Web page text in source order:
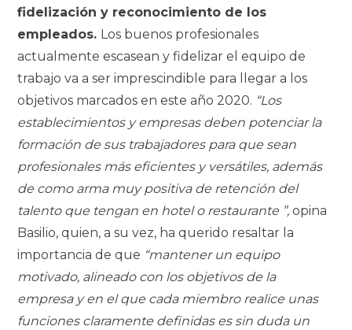
fidelización y reconocimiento de los
empleados. Los buenos profesionales
actualmente escasean y fidelizar el equipo de
trabajo va a ser imprescindible para llegar a los
objetivos marcados en este año 2020. “Los
establecimientos y empresas deben potenciar la
formación de sus trabajadores para que sean
profesionales más eficientes y versátiles, además
de como arma muy positiva de retención del
talento que tengan en hotel o restaurante ”, opina
Basilio, quien, a su vez, ha querido resaltar la
importancia de que “mantener un equipo
motivado, alineado con los objetivos de la
empresa y en el que cada miembro realice unas
funciones claramente definidas es sin duda un